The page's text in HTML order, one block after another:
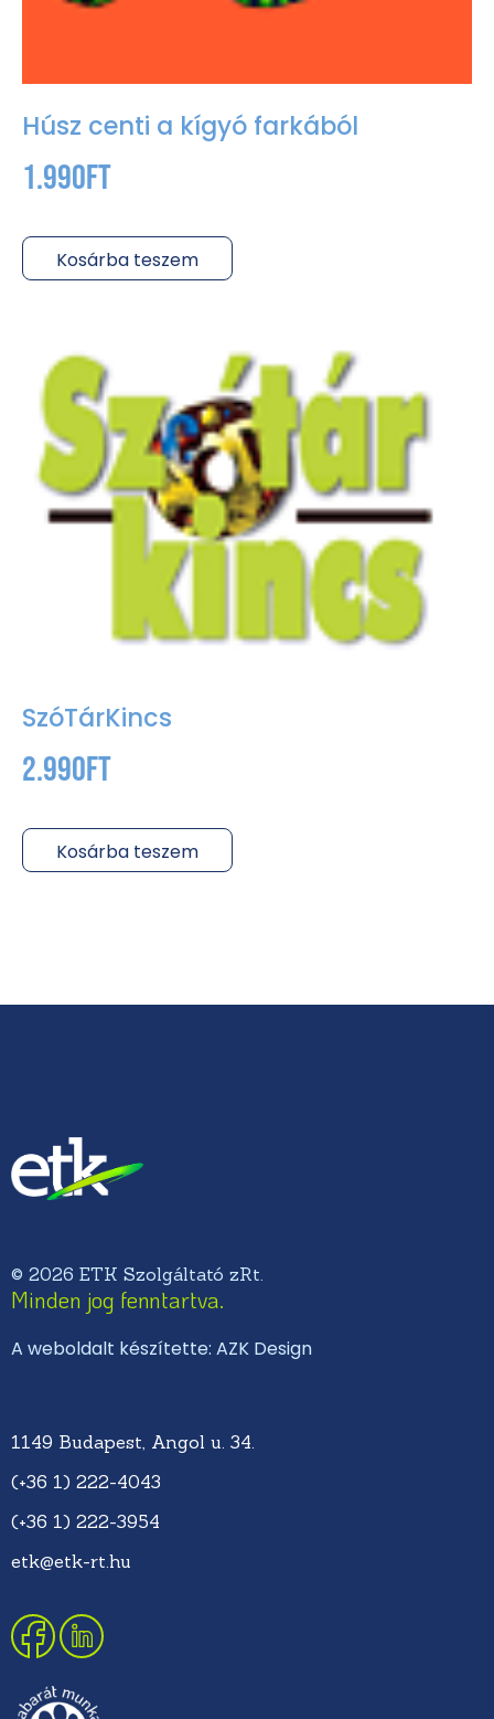
Húsz centi a kígyó farkából
1.990Ft
Kosárba teszem
SzóTárKincs
2.990Ft
Kosárba teszem
© 2026 ETK Szolgáltató zRt.
Minden jog fenntartva.
A weboldalt készítette: AZK Design
1149 Budapest, Angol u. 34.
(+36 1) 222-4043
(+36 1) 222-3954
etk@etk-rt.hu